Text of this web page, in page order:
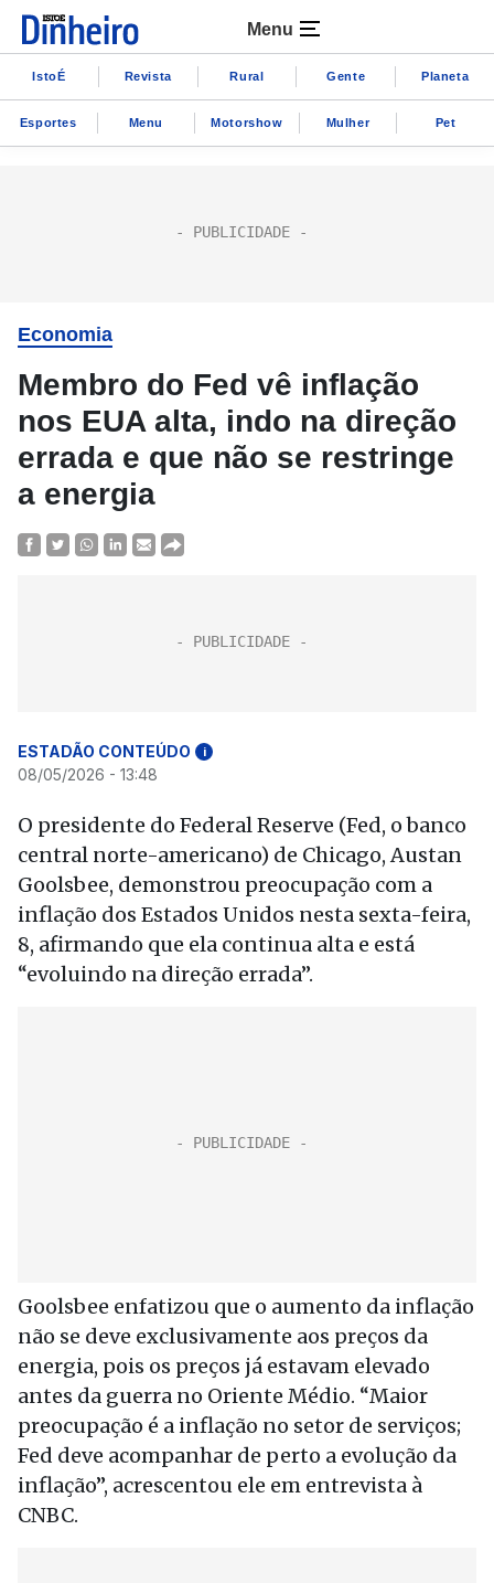
Menu
IstoÉ Revista Rural Gente Planeta
Esportes Menu Motorshow Mulher Pet
Economia
Membro do Fed vê inflação
nos EUA alta, indo na direção
errada e que não se restringe
a energia
ESTADÃO CONTEÚDO i
08/05/2026 - 13:48
O presidente do Federal Reserve (Fed, o banco
central norte-americano) de Chicago, Austan
Goolsbee, demonstrou preocupação com a
inflação dos Estados Unidos nesta sexta-feira,
8, afirmando que ela continua alta e está
“evoluindo na direção errada”.
Goolsbee enfatizou que o aumento da inflação
não se deve exclusivamente aos preços da
energia, pois os preços já estavam elevado
antes da guerra no Oriente Médio. “Maior
preocupação é a inflação no setor de serviços;
Fed deve acompanhar de perto a evolução da
inflação”, acrescentou ele em entrevista à
CNBC.